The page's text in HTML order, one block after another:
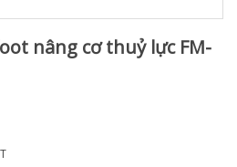
nâng cơ thuỷ lực FM-